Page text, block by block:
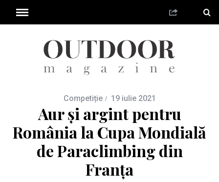
Competiție 19 iulie 2021
Aur și argint pentru
România la Cupa Mondială
de Paraclimbing din
Franța